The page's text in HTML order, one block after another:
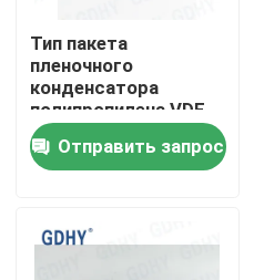
Тип пакета
пленочного
конденсатора
полипропилена VDE
0.27μF CBB
Отправить запрос